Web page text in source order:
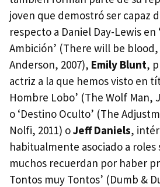
joven que demostró ser capaz
respecto a Daniel Day-Lewis en
Ambición’ (There will be blood,
Anderson, 2007), Emily Blunt,
actriz a la que hemos visto en
Hombre Lobo’ (The Wolf Man,
o ‘Destino Oculto’ (The
Nolfi, 2011) oJeff Daniels,
habitualmente asociado a roles
muchos recuerdan por haber
Tontos muy Tontos’ (Dumb &